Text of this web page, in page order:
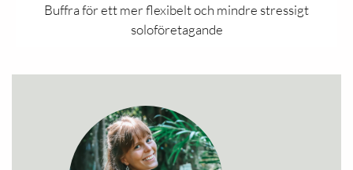
Buffra för ett mer flexibelt och mindre stressigt
soloföretagande